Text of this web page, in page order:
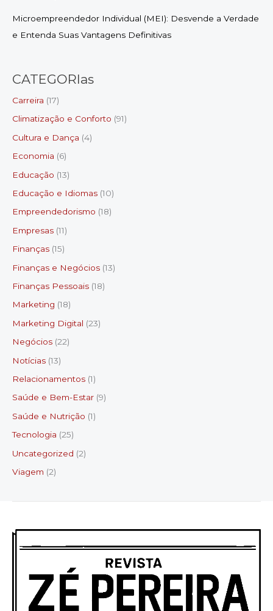
Microempreendedor Individual (MEI): Desvende a Verdade
e Entenda Suas Vantagens Definitivas
CATEGORIas
Carreira (17)
Climatização e Conforto (91)
Cultura e Dança (4)
Economia (6)
Educação (13)
Educação e Idiomas (10)
Empreendedorismo (18)
Empresas (11)
Finanças (15)
Finanças e Negócios (13)
Finanças Pessoais (18)
Marketing (18)
Marketing Digital (23)
Negócios (22)
Notícias (13)
Relacionamentos (1)
Saúde e Bem-Estar (9)
Saúde e Nutrição (1)
Tecnologia (25)
Uncategorized (2)
Viagem (2)